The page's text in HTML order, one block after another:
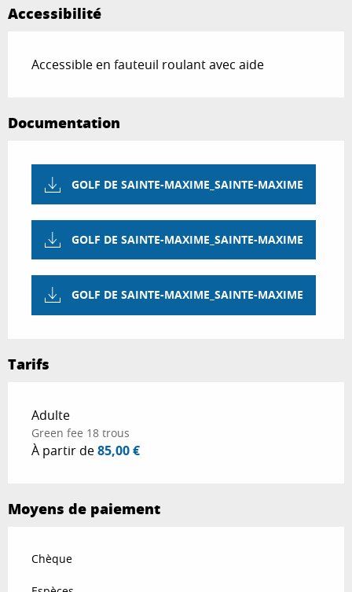
Accessibilité
Accessible en fauteuil roulant avec aide
Documentation
GOLF DE SAINTE-MAXIME_SAINTE-MAXIME
GOLF DE SAINTE-MAXIME_SAINTE-MAXIME
GOLF DE SAINTE-MAXIME_SAINTE-MAXIME
Tarifs
Tarifs 2026
Adulte
Green fee 18 trous
À partir de85,00 €
Moyens de paiement
Chèque